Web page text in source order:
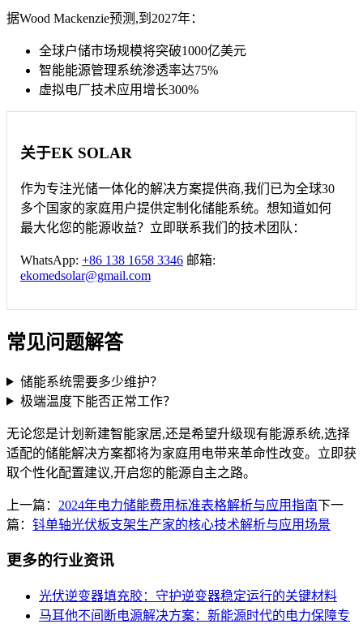
据Wood Mackenzie预测,到2027年：
全球户储市场规模将突破1000亿美元
智能能源管理系统渗透率达75%
虚拟电厂技术应用增长300%
关于EK SOLAR
作为专注光储一体化的解决方案提供商,我们已为全球30
多个国家的家庭用户提供定制化储能系统。想知道如何
最大化您的能源收益？立即联系我们的技术团队：
WhatsApp: +86 138 1658 3346 邮箱:
ekomedsolar@gmail.com
常见问题解答
储能系统需要多少维护？
极端温度下能否正常工作？
无论您是计划新建智能家居,还是希望升级现有能源系统,选择
适配的储能解决方案都将为家庭用电带来革命性改变。立即获
取个性化配置建议,开启您的能源自主之路。
上一篇： 2024年电力储能费用标准表格解析与应用指南下一
篇： 钭单轴光伏板支架生产家的核心技术解析与应用场景
更多的行业资讯
光伏逆变器填充胶：守护逆变器稳定运行的关键材料
马耳他不间断电源解决方案：新能源时代的电力保障专